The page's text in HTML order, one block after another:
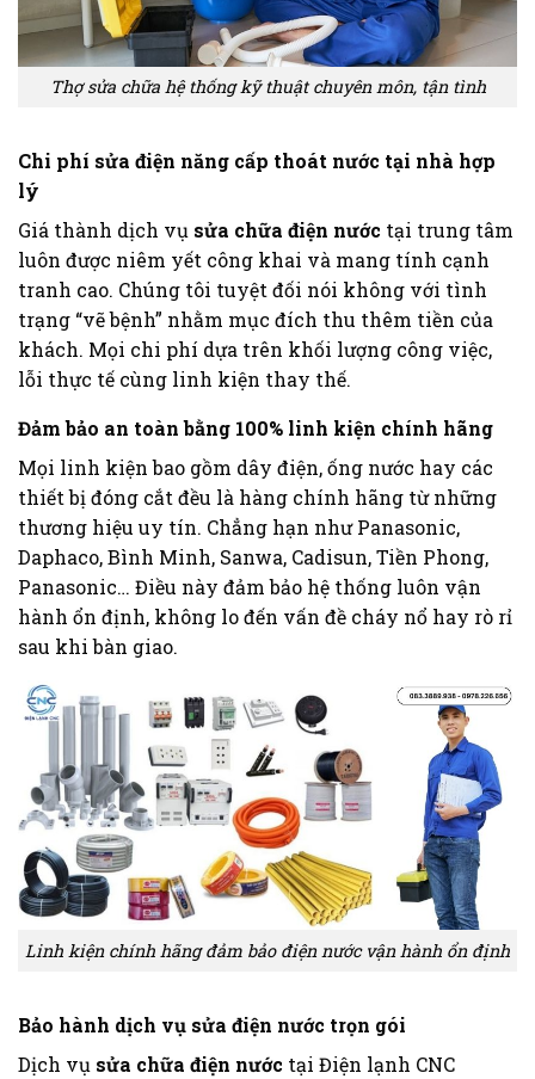
Thợ sửa chữa hệ thống kỹ thuật chuyên môn, tận tình
Chi phí sửa điện năng cấp thoát nước tại nhà hợp
lý
Giá thành dịch vụ sửa chữa điện nước tại trung tâm
luôn được niêm yết công khai và mang tính cạnh
tranh cao. Chúng tôi tuyệt đối nói không với tình
trạng “vẽ bệnh” nhằm mục đích thu thêm tiền của
khách. Mọi chi phí dựa trên khối lượng công việc,
lỗi thực tế cùng linh kiện thay thế.
Đảm bảo an toàn bằng 100% linh kiện chính hãng
Mọi linh kiện bao gồm dây điện, ống nước hay các
thiết bị đóng cắt đều là hàng chính hãng từ những
thương hiệu uy tín. Chẳng hạn nhưPanasonic,
Daphaco, Bình Minh, Sanwa, Cadisun, Tiền Phong,
Panasonic… Điều này đảm bảo hệ thống luôn vận
hành ổn định, không lo đến vấn đề cháy nổ hay rò rỉ
sau khi bàn giao.
Linh kiện chính hãng đảm bảo điện nước vận hành ổn định
Bảo hành dịch vụ sửa điện nước trọn gói
Dịch vụ sửa chữa điện nước tại Điện lạnh CNC